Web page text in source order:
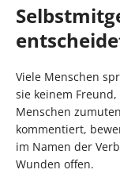
Viele Menschen
sie keinem
Menschen
kommentiert,
im Namen der
Wunden offen.